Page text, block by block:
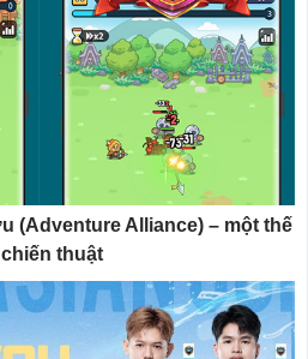
(Adventure Alliance) – một thế
thuật